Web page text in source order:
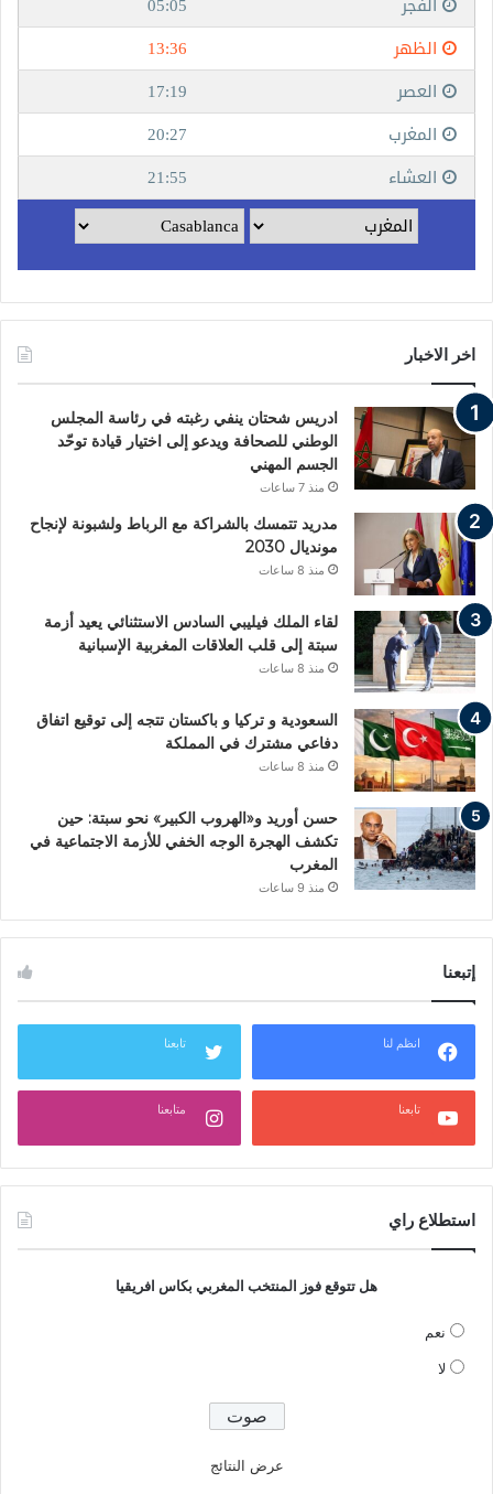
اخر الاخبار
ادريس شحتان ينفي رغبته في رئاسة المجلس
الوطني للصحافة ويدعو إلى اختيار قيادة توحّد
الجسم المهني
منذ 7 ساعات
مدريد تتمسك بالشراكة مع الرباط ولشبونة لإنجاح
مونديال 2030
منذ 8 ساعات
لقاء الملك فيليبي السادس الاستثنائي يعيد أزمة
سبتة إلى قلب العلاقات المغربية الإسبانية
منذ 8 ساعات
السعودية و تركيا و باكستان تتجه إلى توقيع اتفاق
دفاعي مشترك في المملكة
منذ 8 ساعات
حسن أوريد و«الهروب الكبير» نحو سبتة: حين
تكشف الهجرة الوجه الخفي للأزمة الاجتماعية في
المغرب
منذ 9 ساعات
إتبعنا
انظم لنا تابعنا
تابعنا متابعنا
استطلاع راي
هل تتوقع فوز المنتخب المغربي بكاس افريقيا
نعم
لا
عرض النتائج